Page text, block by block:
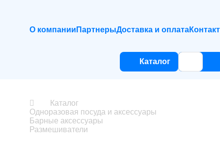
О компании ПартнерыДоставка и оплата
Каталог
Каталог
Одноразовая посуда и аксессуары
Барные аксессуары
Размешиватели